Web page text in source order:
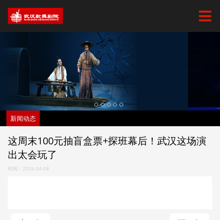
新闻动态
这周末100元抽盲盒票+探班幕后！武汉这场演
出太会玩了
时间：2026-04-08